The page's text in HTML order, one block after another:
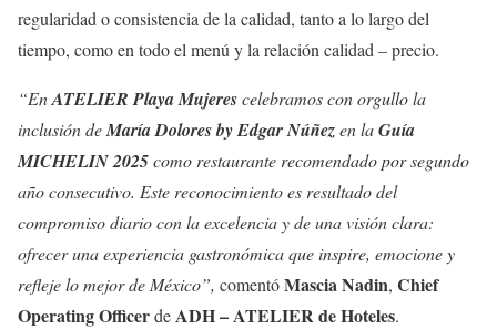
regularidad o consistencia de la calidad, tanto a lo largo del
tiempo, como en todo el menú y la relación calidad – precio.
“EnATELIER Playa Mujerescelebramos con orgullo la
inclusión deMaría Dolores by Edgar Núñezen laGuía
MICHELIN 2025como restaurante recomendado por segundo
año consecutivo. Este reconocimiento es resultado del
compromiso diario con la excelencia y de una visión clara:
ofrecer una experiencia gastronómica que inspire, emocione y
refleje lo mejor de México”, comentóMascia Nadin, Chief
Operating OfficerdeADH – ATELIER de Hoteles.